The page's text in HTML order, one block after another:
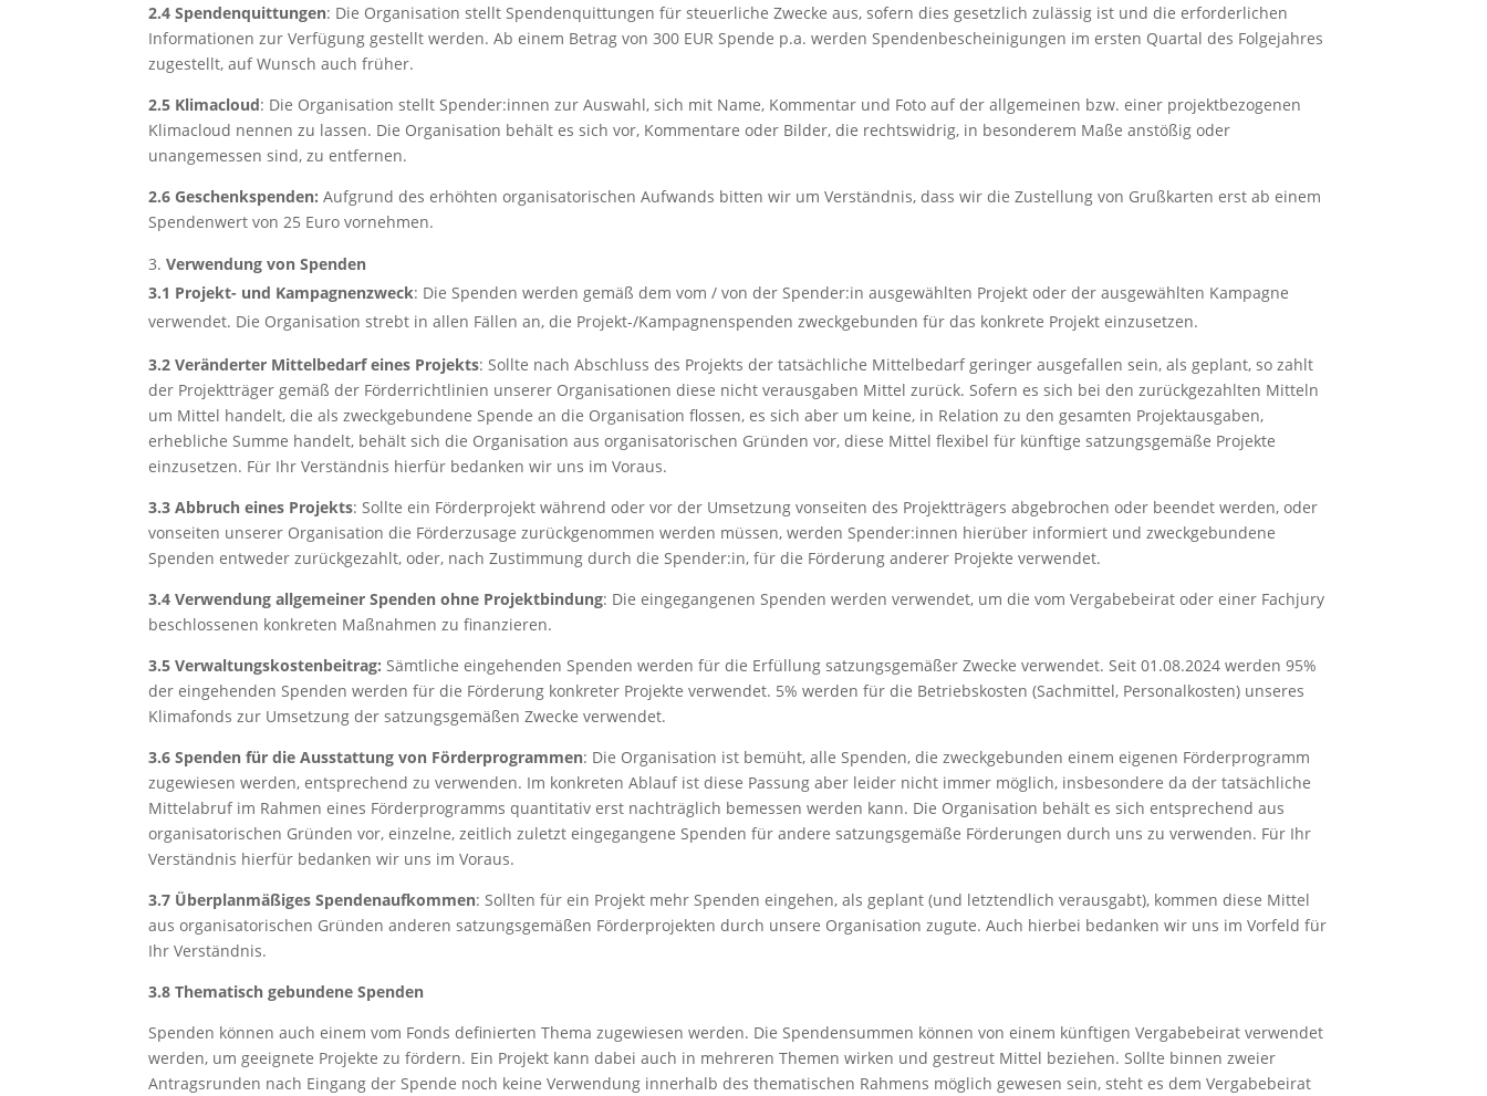
2.4 Spendenquittungen: Die Organisation stellt Spendenquittungen für steuerliche Zwecke aus, sofern dies gesetzlich zulässig ist und die erforderlichen
Informationen zur Verfügung gestellt werden. Ab einem Betrag von 300 EUR Spende p.a. werden Spendenbescheinigungen im ersten Quartal des Folgejahres
zugestellt, auf Wunsch auch früher.
2.5 Klimacloud: Die Organisation stellt Spender:innen zur Auswahl, sich mit Name, Kommentar und Foto auf der allgemeinen bzw. einer projektbezogenen
Klimacloud nennen zu lassen. Die Organisation behält es sich vor, Kommentare oder Bilder, die rechtswidrig, in besonderem Maße anstößig oder
unangemessen sind, zu entfernen.
2.6 Geschenkspenden: Aufgrund des erhöhten organisatorischen Aufwands bitten wir um Verständnis, dass wir die Zustellung von Grußkarten erst ab einem
Spendenwert von 25 Euro vornehmen.
Verwendung von Spenden
3.1 Projekt- und Kampagnenzweck: Die Spenden werden gemäß dem vom / von der Spender:in ausgewählten Projekt oder der ausgewählten Kampagne
verwendet. Die Organisation strebt in allen Fällen an, die Projekt-/Kampagnenspenden zweckgebunden für das konkrete Projekt einzusetzen.
3.2 Veränderter Mittelbedarf eines Projekts: Sollte nach Abschluss des Projekts der tatsächliche Mittelbedarf geringer ausgefallen sein, als geplant, so zahlt
der Projektträger gemäß der Förderrichtlinien unserer Organisationen diese nicht verausgaben Mittel zurück. Sofern es sich bei den zurückgezahlten Mitteln
um Mittel handelt, die als zweckgebundene Spende an die Organisation flossen, es sich aber um keine, in Relation zu den gesamten Projektausgaben,
erhebliche Summe handelt, behält sich die Organisation aus organisatorischen Gründen vor, diese Mittel flexibel für künftige satzungsgemäße Projekte
einzusetzen. Für Ihr Verständnis hierfür bedanken wir uns im Voraus.
3.3 Abbruch eines Projekts: Sollte ein Förderprojekt während oder vor der Umsetzung vonseiten des Projektträgers abgebrochen oder beendet werden, oder
vonseiten unserer Organisation die Förderzusage zurückgenommen werden müssen, werden Spender:innen hierüber informiert und zweckgebundene
Spenden entweder zurückgezahlt, oder, nach Zustimmung durch die Spender:in, für die Förderung anderer Projekte verwendet.
3.4 Verwendung allgemeiner Spenden ohne Projektbindung: Die eingegangenen Spenden werden verwendet, um die vom Vergabebeirat oder einer Fachjury
beschlossenen konkreten Maßnahmen zu finanzieren.
3.5 Verwaltungskostenbeitrag: Sämtliche eingehenden Spenden werden für die Erfüllung satzungsgemäßer Zwecke verwendet. Seit 01.08.2024 werden 95%
der eingehenden Spenden werden für die Förderung konkreter Projekte verwendet. 5% werden für die Betriebskosten (Sachmittel, Personalkosten) unseres
Klimafonds zur Umsetzung der satzungsgemäßen Zwecke verwendet.
3.6 Spenden für die Ausstattung von Förderprogrammen: Die Organisation ist bemüht, alle Spenden, die zweckgebunden einem eigenen Förderprogramm
zugewiesen werden, entsprechend zu verwenden. Im konkreten Ablauf ist diese Passung aber leider nicht immer möglich, insbesondere da der tatsächliche
Mittelabruf im Rahmen eines Förderprogramms quantitativ erst nachträglich bemessen werden kann. Die Organisation behält es sich entsprechend aus
organisatorischen Gründen vor, einzelne, zeitlich zuletzt eingegangene Spenden für andere satzungsgemäße Förderungen durch uns zu verwenden. Für Ihr
Verständnis hierfür bedanken wir uns im Voraus.
3.7 Überplanmäßiges Spendenaufkommen: Sollten für ein Projekt mehr Spenden eingehen, als geplant (und letztendlich verausgabt), kommen diese Mittel
aus organisatorischen Gründen anderen satzungsgemäßen Förderprojekten durch unsere Organisation zugute. Auch hierbei bedanken wir uns im Vorfeld für
Ihr Verständnis.
3.8 Thematisch gebundene Spenden
Spenden können auch einem vom Fonds definierten Thema zugewiesen werden. Die Spendensummen können von einem künftigen Vergabebeirat verwendet
werden, um geeignete Projekte zu fördern. Ein Projekt kann dabei auch in mehreren Themen wirken und gestreut Mittel beziehen. Sollte binnen zweier
Antragsrunden nach Eingang der Spende noch keine Verwendung innerhalb des thematischen Rahmens möglich gewesen sein, steht es dem Vergabebeirat